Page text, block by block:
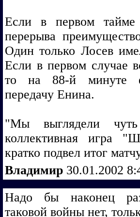
Если в первом
перерыва
Один только Лосев
Если в первом случае
то на 88-й минуте
передачу Енина.
"Мы выглядели
коллективная игра
кратко подвел итог
Владимир 30.01.2002
Надо бы наконец
таковой войны нет,